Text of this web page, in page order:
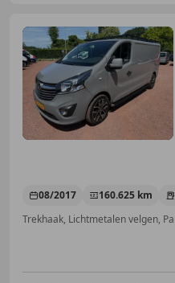
08/2017 160.625 km